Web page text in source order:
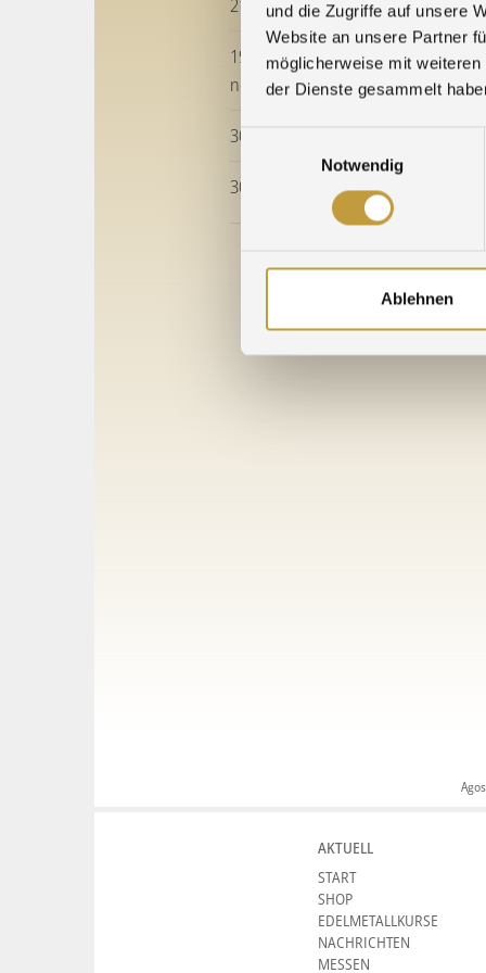
und die Zugriffe auf unsere
Website an unsere Partner
möglicherweise mit
der Dienste gesammelt
Einwilligungsauswahl
Notwendig
Ablehnen
19.12.2025 » Frohe Weihnachten
neues Jahr!
30.09.2025 » Praxisluft geschnuppert
30.09.2025 » Führungsspitze zu
AKTUELL
START
SHOP
EDELMETALLKURSE
NACHRICHTEN
MESSEN